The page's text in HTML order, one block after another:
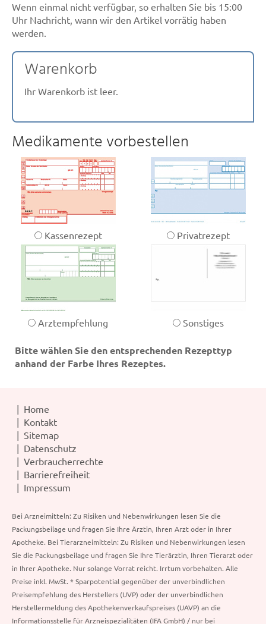
Wenn einmal nicht verfügbar, so erhalten Sie bis 15:00
Uhr Nachricht, wann wir den Artikel vorrätig haben
werden.
Warenkorb
Ihr Warenkorb ist leer.
Medikamente vorbestellen
Kassenrezept Privatrezept
Arztempfehlung Sonstiges
Bitte wählen Sie den entsprechenden Rezepttyp
anhand der Farbe Ihres Rezeptes.
Home
Kontakt
Sitemap
Datenschutz
Verbraucherrechte
Barrierefreiheit
Impressum
Bei Arzneimitteln: Zu Risiken und Nebenwirkungen lesen Sie die
Packungsbeilage und fragen Sie Ihre Ärztin, Ihren Arzt oder in Ihrer
Apotheke. Bei Tierarzneimitteln: Zu Risiken und Nebenwirkungen lesen
Sie die Packungsbeilage und fragen Sie Ihre Tierärztin, Ihren Tierarzt oder
in Ihrer Apotheke. Nur solange Vorrat reicht. Irrtum vorbehalten. Alle
Preise inkl. MwSt. * Sparpotential gegenüber der unverbindlichen
Preisempfehlung des Herstellers (UVP) oder der unverbindlichen
Herstellermeldung des Apothekenverkaufspreises (UAVP) an die
Informationsstelle für Arzneispezialitäten (IFA GmbH) / nur bei